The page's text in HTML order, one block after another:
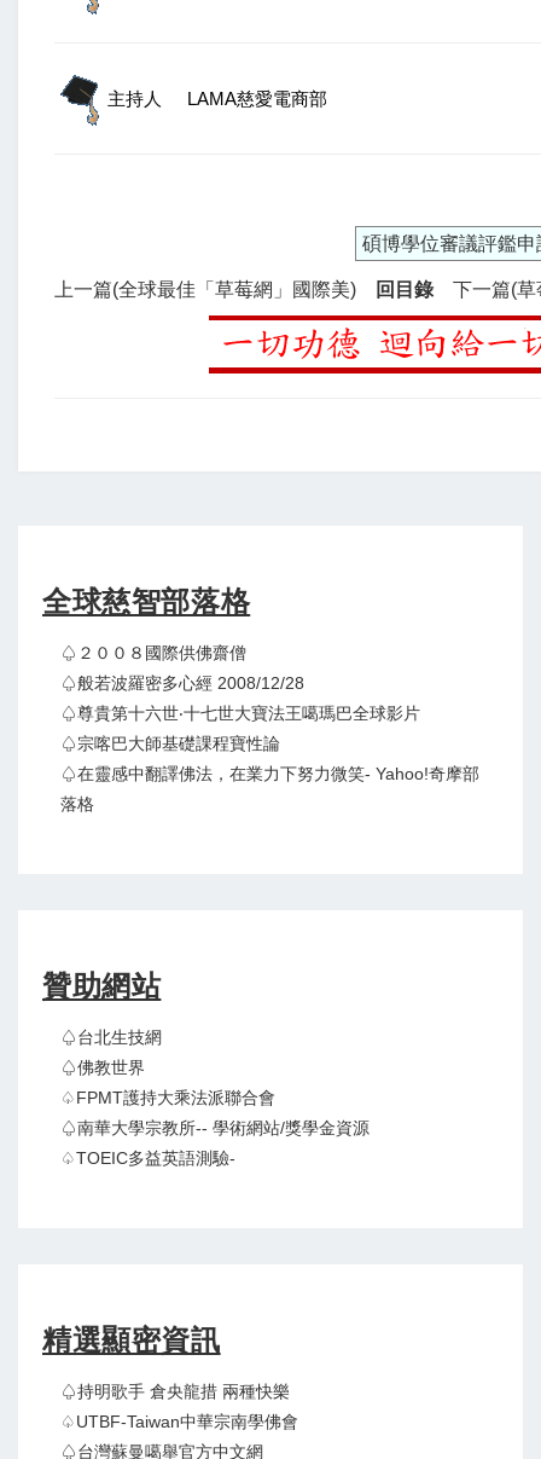
主持人 LAMA慈愛電商部
碩博學位審議評鑑申
上一篇(全球最佳「草莓網」國際美) 回目錄 下一篇(
全球慈智部落格
♤２００８國際供佛齋僧
♤般若波羅密多心經 2008/12/28
♤尊貴第十六世‧十七世大寶法王噶瑪巴全球影片
♤宗喀巴大師基礎課程寶性論
♤在靈感中翻譯佛法，在業力下努力微笑- Yahoo!奇摩部
落格
贊助網站
♤台北生技網
♤佛教世界
♤FPMT護持大乘法派聯合會
♤南華大學宗教所-- 學術網站/獎學金資源
♤TOEIC多益英語測驗-
精選顯密資訊
♤持明歌手 倉央龍措 兩種快樂
♤UTBF-Taiwan中華宗南學佛會
♤台灣蘇曼噶舉官方中文網